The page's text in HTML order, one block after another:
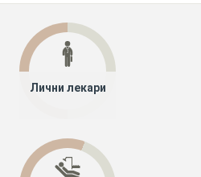
Лични лекари